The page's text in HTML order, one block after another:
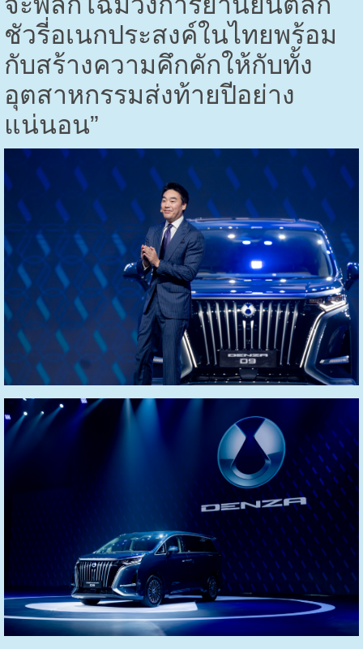
ชัวรี่อเนกประสงค์ในไทยพร้อม
กับสร้างความคึกคักให้กับทั้ง
อุตสาหกรรมส่งท้ายปีอย่าง
แน่นอน”